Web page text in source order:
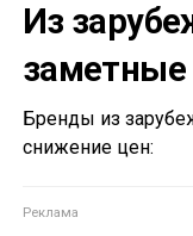
Из
заметные
Бренды из
снижение цен: